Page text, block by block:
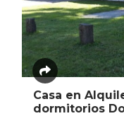
Casa en
dormitorios